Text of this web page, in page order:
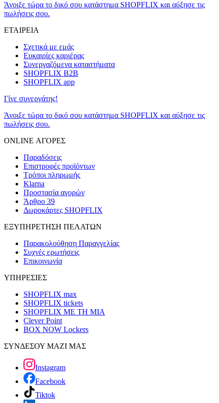
Άνοιξε τώρα το δικό σου κατάστημα SHOPFLIX και αύξησε τις
πωλήσεις σου.
ΕΤΑΙΡΕΙΑ
Σχετικά με εμάς
Ευκαιρίες καριέρας
Συνεργαζόμενα καταστήματα
SHOPFLIX B2B
SHOPFLIX app
Γίνε συνεργάτης!
Άνοιξε τώρα το δικό σου κατάστημα SHOPFLIX και αύξησε τις
πωλήσεις σου.
ONLINE ΑΓΟΡΕΣ
Παραδόσεις
Επιστροφές προϊόντων
Τρόποι πληρωμής
Klarna
Προστασία αγορών
Άρθρο 39
Δωροκάρτες SHOPFLIX
ΕΞΥΠΗΡΕΤΗΣΗ ΠΕΛΑΤΩΝ
Παρακολούθηση Παραγγελίας
Συχνές ερωτήσεις
Επικοινωνία
ΥΠΗΡΕΣΙΕΣ
SHOPFLIX max
SHOPFLIX tickets
SHOPFLIX ΜΕ ΤΗ ΜΙΑ
Clever Point
BOX NOW Lockers
ΣΥΝΔΕΣΟΥ ΜΑΖΙ ΜΑΣ
Instagram
Facebook
Tiktok